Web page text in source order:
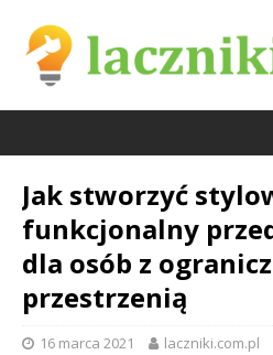
Jak stworzyć
funkcjonalny
dla osób z
przestrzenią
16 marca 2021 laczniki.com.pl